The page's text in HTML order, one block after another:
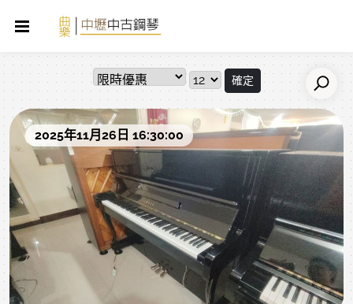
確定
2025年11月26日 16:30:00